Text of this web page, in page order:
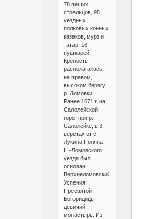
78 пеших
стрельцов, 95
уездных
полковых конных
казаков, мурз и
татар, 16
пушкарей.
Крепость
располагалась
на правом,
высоком берегу
р. Ломовки.
Ранее 1671 г. на
Салолейской
горе, при р.
Салолейке, в 3
верстах от с.
Лукина Поляна
Н.-Ломовского
уезда был
основан
Верхнеломовский
Успения
Пресвятой
Богоридицы
девичий
монастырь. Из-